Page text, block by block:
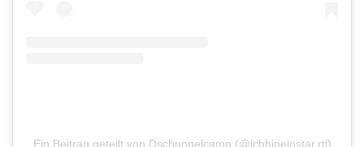
Ein Beitrag geteilt von Dschungelcamp (@ichbineinstar.rtl)